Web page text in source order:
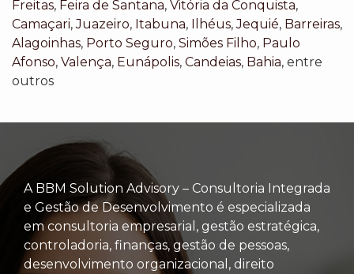
Freitas, Feira de Santana, Vitória da Conquista,
Camaçari,Juazeiro, Itabuna, Ilhéus,Jequié, Barreiras,
Alagoinhas, Porto Seguro, Simões Filho, Paulo
Afonso, Valença, Eunápolis, Candeias, Bahia, entre
outros
A BBM Solution Advisory – Consultoria Integrada
e Gestão de Desenvolvimento é especializada
em consultoria empresarial, gestão estratégica,
controladoria, finanças, gestão de pessoas,
desenvolvimento organizacional, direito